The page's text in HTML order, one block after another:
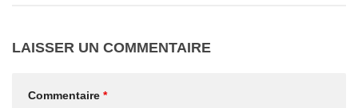
LAISSER UN COMMENTAIRE
Commentaire *